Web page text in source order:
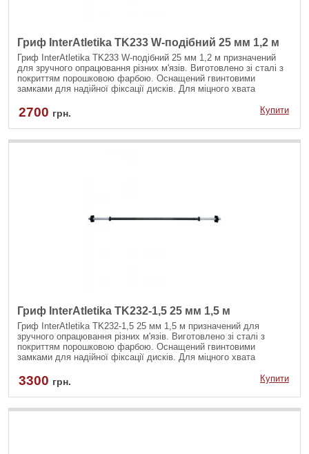
Гриф InterAtletika TK233 W-подібний 25 мм 1,2 м
Гриф InterAtletika TK233 W-подібний 25 мм 1,2 м призначений
для зручного опрацювання різних м'язів. Виготовлено зі сталі з
покриттям порошковою фарбою. Оснащений гвинтовими
замками для надійної фіксації дисків. Для міцного хвата
2700 грн. Купити
Гриф InterAtletika TK232-1,5 25 мм 1,5 м
Гриф InterAtletika TK232-1,5 25 мм 1,5 м призначений для
зручного опрацювання різних м'язів. Виготовлено зі сталі з
покриттям порошковою фарбою. Оснащений гвинтовими
замками для надійної фіксації дисків. Для міцного хвата
3300 грн. Купити